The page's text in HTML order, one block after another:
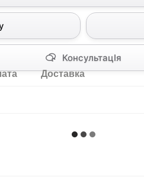
КонсультацІя
Доставка